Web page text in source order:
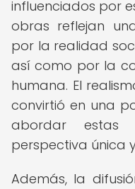
influenciados por
obras reflejan
por la realidad
así como por la
humana. El
convirtió en una
abordar estas
perspectiva única
Además, la